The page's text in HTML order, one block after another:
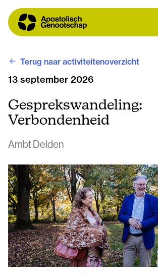
Terug naar activiteitenoverzicht
13 september 2026
Gesprekswandeling:
Verbondenheid
Ambt Delden